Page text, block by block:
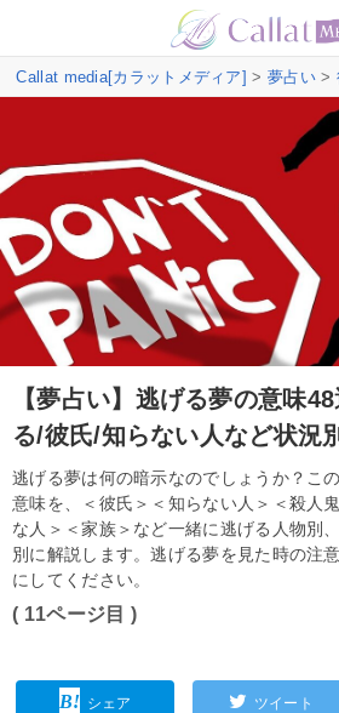
Callat media[カラットメディア] > 夢占い>
【夢占い】逃げる夢の意味
る/彼氏/知らない人など状況
逃げる夢は何の暗示なのでしょうか？こ
意味を、＜彼氏＞＜知らない人＞＜殺人
な人＞＜家族＞など一緒に逃げる人物別
別に解説します。逃げる夢を見た時の注
にしてください。
( 11ページ目 )
シェア ツイート